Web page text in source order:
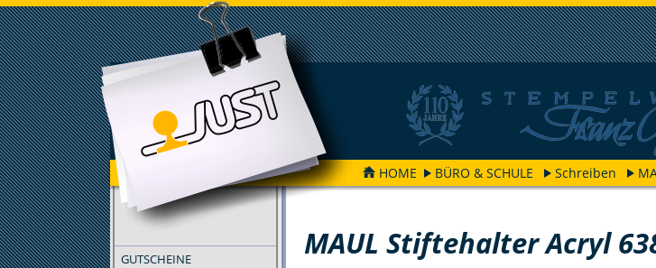
HOME BÜRO & SCHULE Schreiben
GUTSCHEINE
FILTER
MAUL Stiftehalter Acryl